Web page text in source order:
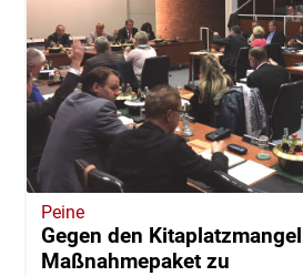
Peine
Gegen den
Maßnahmepaket zu